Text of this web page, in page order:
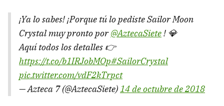
¡Ya lo sabes! ¡Porque tú lo pediste Sailor Moon
Crystal muy pronto por@AztecaSiete! 💎
Aquí todos los detalles 👉
https://t.co/b1IRJobMOp#SailorCrystal
pic.twitter.com/vdF2kTrpct
— Azteca 7 (@AztecaSiete)14 de octubre de 2018